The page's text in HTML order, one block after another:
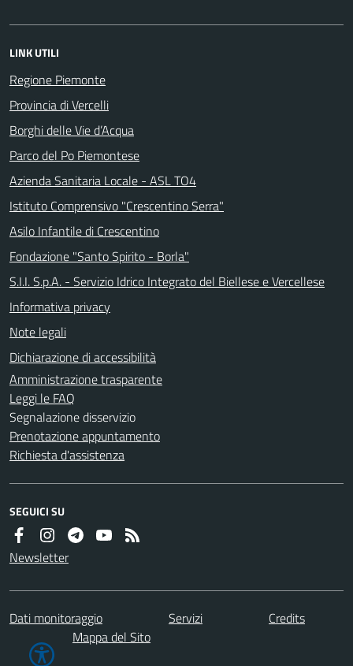
LINK UTILI
Regione Piemonte
Provincia di Vercelli
Borghi delle Vie d’Acqua
Parco del Po Piemontese
Azienda Sanitaria Locale - ASL TO4
Istituto Comprensivo "Crescentino Serra"
Asilo Infantile di Crescentino
Fondazione "Santo Spirito - Borla"
S.I.I. S.p.A. - Servizio Idrico Integrato del Biellese e Vercellese
Informativa privacy
Note legali
Dichiarazione di accessibilità
Amministrazione trasparente
Leggi le FAQ
Segnalazione disservizio
Prenotazione appuntamento
Richiesta d'assistenza
SEGUICI SU
Newsletter
Dati monitoraggio Servizi
Credits
Mappa del Sito